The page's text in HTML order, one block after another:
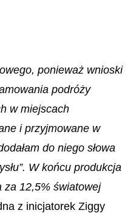
ponieważ wnioski
podróży
w miejscach
i przyjmowane w
do niego słowa
W końcu produkcja
za 12,5% światowej
z inicjatorek Ziggy